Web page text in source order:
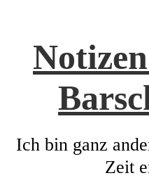
Ich bin ganz
Zeit